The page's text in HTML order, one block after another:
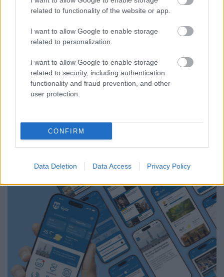
related to functionality of the website or app.
I want to allow Google to enable storage
related to personalization.
I want to allow Google to enable storage
related to security, including authentication
functionality and fraud prevention, and other
user protection.
CONFIRM
Data Deletion Data Access Privacy Policy
HŐSÉGRIASZTÁST, A KÖVETKEZŐ 48 ÓRA LEHET A
LEGKRITIKUSABB AZ ENERGIAELLÁTÁS
SZEMPONTJÁBÓL, DE AZ UTOLSÓ PAKSI TURBINA
EGYELŐRE KITART
villamosenergia-rendszere, de továbbra is takarékosságra kérik
a lakosságot és a nagyfogyasztókat.